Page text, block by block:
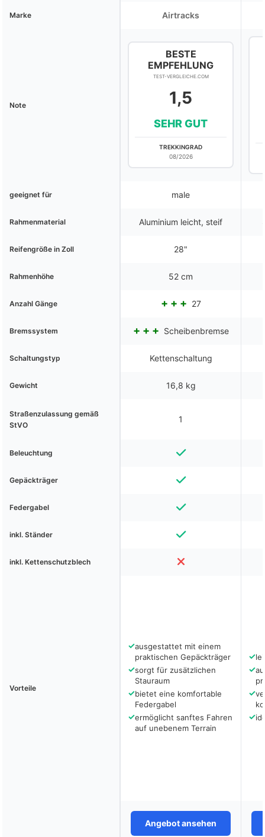
Marke Airtracks
Note
BESTE
EMPFEHLUNG
TEST-VERGLEICHE.COM
1,5
SEHR GUT
TREKKINGRAD
08/2026
geeignet für male
Rahmenmaterial Aluminium leicht, steif
Reifengröße in Zoll 28"
Rahmenhöhe 52 cm
Anzahl Gänge 27
Bremssystem Scheibenbremse
Schaltungstyp Kettenschaltung
Gewicht 16,8 kg
Straßenzulassung gemäß
StVO
1
Beleuchtung
Gepäckträger
Federgabel
inkl. Ständer
inkl. Kettenschutzblech
Vorteile
✓ausgestattet mit einem
praktischen Gepäckträger
✓sorgt für zusätzlichen
Stauraum
✓bietet eine komfortable
Federgabel
✓ermöglicht sanftes Fahren
auf unebenem Terrain
✓
✓
✓
✓
Angebot ansehen